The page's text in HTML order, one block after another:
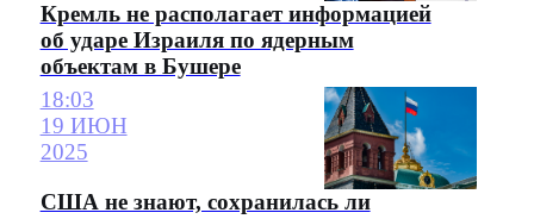
Кремль не располагает информацией
об ударе Израиля по ядерным
объектам в Бушере
18:03
19 ИЮН
2025
США не знают, сохранилась ли